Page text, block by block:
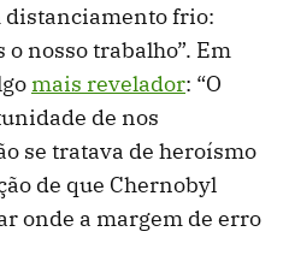
distanciamento frio:
nosso trabalho”. Em
mais revelador: “O
de nos
se tratava de heroísmo
de que Chernobyl
onde a margem de erro